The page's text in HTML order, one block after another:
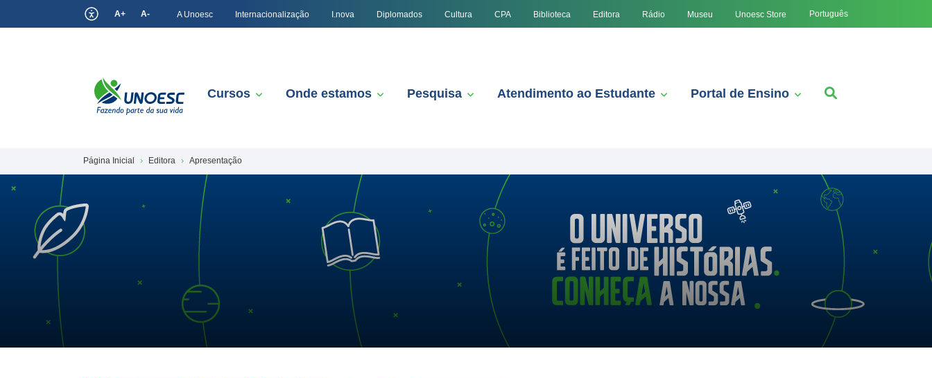
A+ A- A Unoesc Internacionalização I.nova Diplomados Cultura CPA Biblioteca Editora Rádio Museu Unoesc Store Português
Cursos Onde estamos Pesquisa Atendimento ao Estudante Portal de Ensino
Página Inicial Editora Apresentação